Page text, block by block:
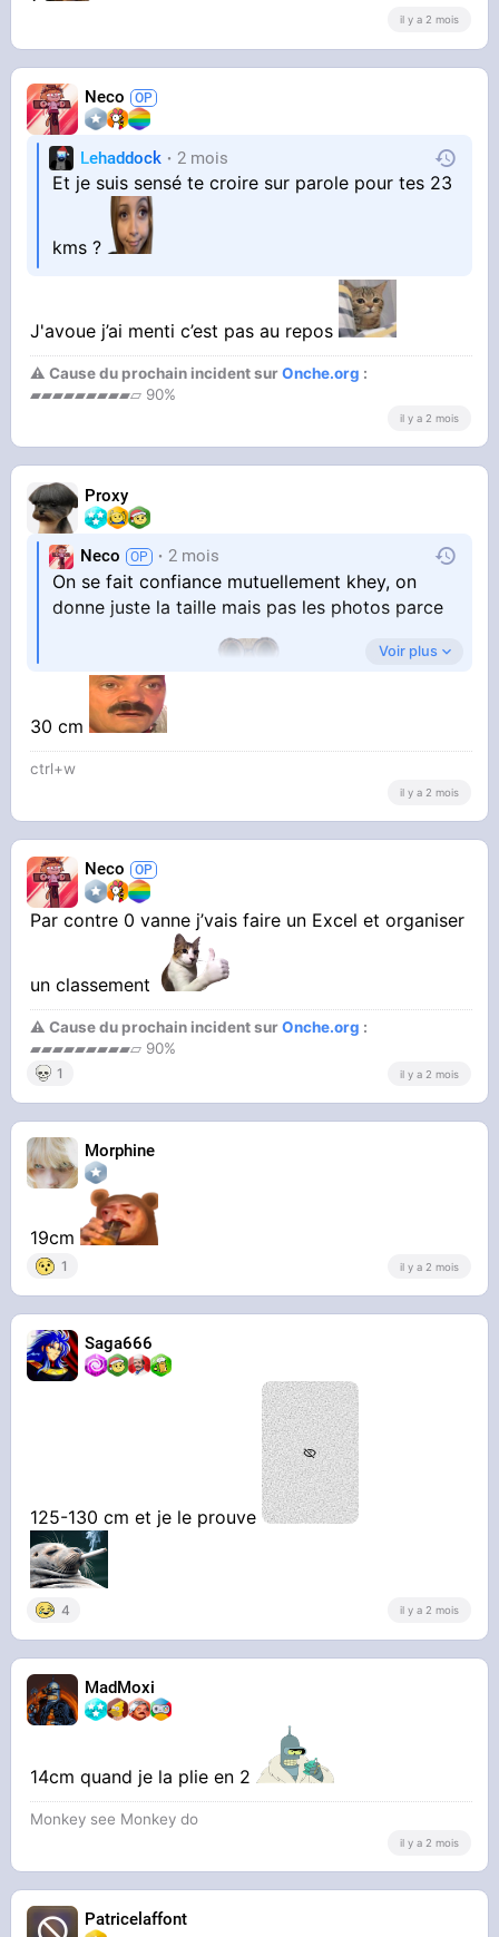
il y a 2 mois
Neco
Lehaddock 2 mois
Et je suis sensé te croire sur parole pour tes 23
kms ?
J'avoue j’ai menti c’est pas au repos
⚠ Cause du prochain incident surOnche.org :
▰▰▰▰▰▰▰▰▰▱ 90%
il y a 2 mois
Proxy
Neco 2 mois
On se fait confiance mutuellement khey, on
donne juste la taille mais pas les photos parce
que sinon c’est pd
Voir plus
30 cm
ctrl+w
il y a 2 mois
Neco
Par contre 0 vanne j’vais faire un Excel et organiser
un classement
⚠ Cause du prochain incident surOnche.org :
▰▰▰▰▰▰▰▰▰▱ 90%
1 il y a 2 mois
Morphine
19cm
1 il y a 2 mois
Saga666
125-130 cm et je le prouve
4 il y a 2 mois
MadMoxi
14cm quand je la plie en 2
Monkey see Monkey do
il y a 2 mois
Patricelaffont